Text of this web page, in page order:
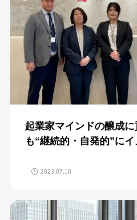
起業家マインドの醸成
も“継続的・自発的”に
2023.07.10